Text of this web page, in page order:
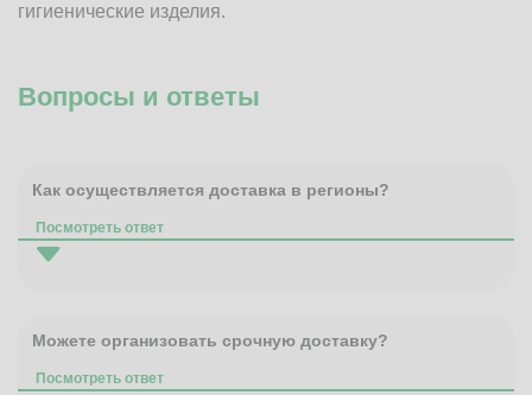
гигиенические изделия.
Вопросы и ответы
Как осуществляется доставка в регионы?
Посмотреть ответ
Можете организовать срочную доставку?
Посмотреть ответ